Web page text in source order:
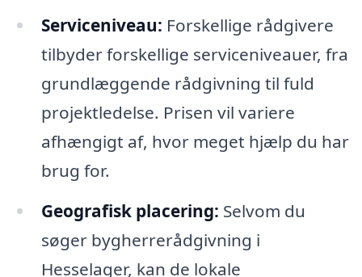
Serviceniveau: Forskellige rådgivere
tilbyder forskellige serviceniveauer, fra
grundlæggende rådgivning til fuld
projektledelse. Prisen vil variere
afhængigt af, hvor meget hjælp du har
brug for.
Geografisk placering: Selvom du
søger bygherrerådgivning i
Hesselager, kan de lokale